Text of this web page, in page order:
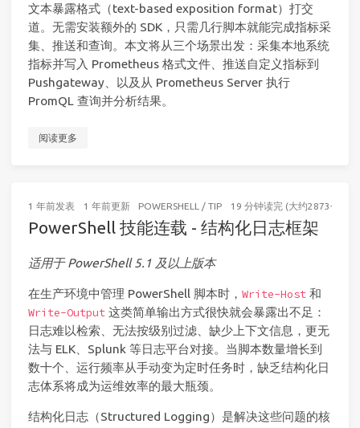
文本暴露格式（text-based exposition format）打交
道。无需安装额外的 SDK，只需几行脚本就能完成指标采
集、推送和查询。本文将从三个场景出发：采集本地系统
指标并写入 Prometheus 格式文件、推送自定义指标到
Pushgateway、以及从 Prometheus Server 执行
PromQL 查询并分析结果。
阅读更多
1 年前发表 1 年前更新 POWERSHELL / TIP 19 分钟读完 (大约2873个字)
PowerShell 技能连载 - 结构化日志框架
适用于 PowerShell 5.1 及以上版本
在生产环境中管理 PowerShell 脚本时， Write-Host 和
Write-Output 这类简单输出方式很快就会暴露出不足：
日志难以检索、无法按级别过滤、缺少上下文信息，更无
法与 ELK、Splunk 等日志平台对接。当脚本数量增长到
数十个、运行频率从手动变为定时任务时，缺乏结构化日
志体系将成为运维效率的最大瓶颈。
结构化日志（Structured Logging）是解决这些问题的核